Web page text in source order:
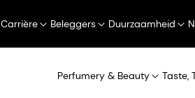
Carrière Beleggers Duurzaamheid
Perfumery & Beauty Taste,